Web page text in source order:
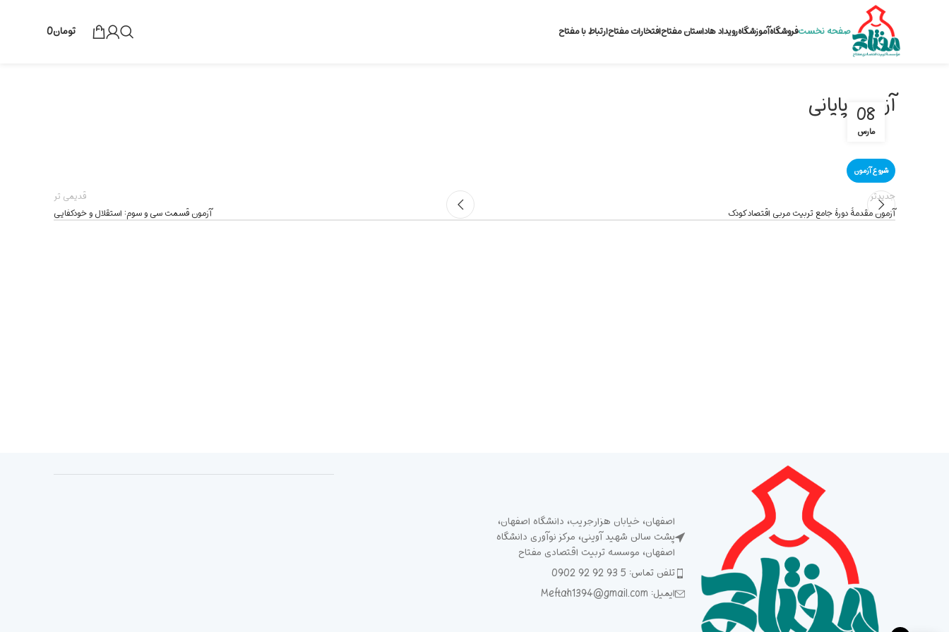
صفحه نخستفروشگاهآموزشگاهرویداد هاداستان مفتاحافتخارات مفتاحارتباط با مفتاح تومان0
آزمون پایانی
08
مارس
جدیدتر
آزمون مقدمۀ دورۀ جامع تربیت مربی اقتصاد کودک
قدیمی تر
آزمون قسمت سی و سوم: استقلال و خودکفایی
اصفهان، خیابان هزارجریب، دانشگاه اصفهان،
پشت سالن شهید آوینی، مرکز نوآوری دانشگاه
اصفهان، موسسه تربیت اقتصادی مفتاح
تلفن تماس: 5 93 92 92 0902
ایمیل: Meftah1394@gmail.com